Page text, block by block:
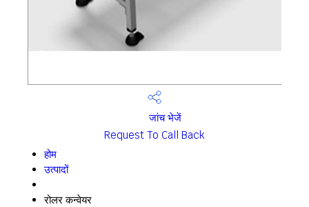
जांच भेजें
Request To Call Back
होम
उत्पादों
रोलर कन्वेयर